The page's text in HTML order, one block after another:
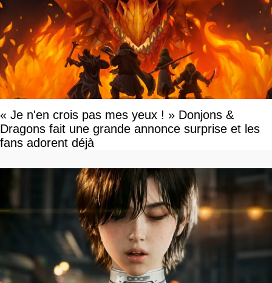
« Je n'en crois pas mes yeux ! » Donjons &
Dragons fait une grande annonce surprise et les
fans adorent déjà